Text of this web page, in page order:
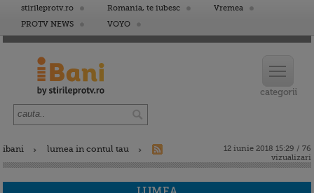
stirileprotv.ro Romania, te iubesc
Vremea
PROTV NEWS
VOYO
ibani lumea in contul tau
12 iunie 2018 15:29 / 76
vizualizari